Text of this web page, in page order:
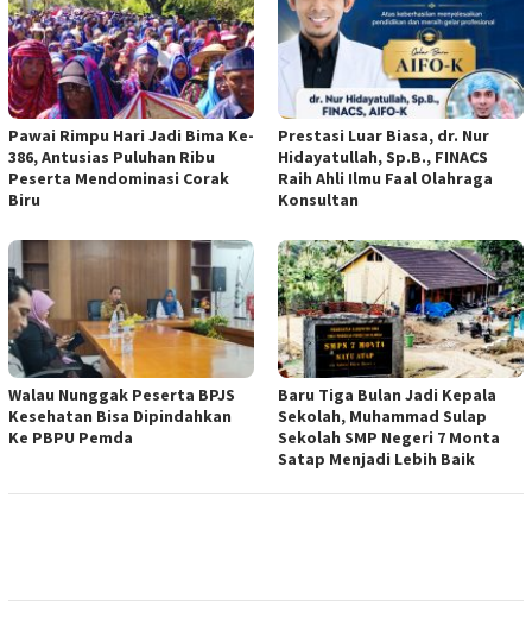
Pawai Rimpu Hari Jadi Bima Ke-
386, Antusias Puluhan Ribu
Peserta Mendominasi Corak
Biru
Prestasi Luar Biasa, dr. Nur
Hidayatullah, Sp.B., FINACS
Raih Ahli Ilmu Faal Olahraga
Konsultan
Walau Nunggak Peserta BPJS
Kesehatan Bisa Dipindahkan
Ke PBPU Pemda
Baru Tiga Bulan Jadi Kepala
Sekolah, Muhammad Sulap
Sekolah SMP Negeri 7 Monta
Satap Menjadi Lebih Baik